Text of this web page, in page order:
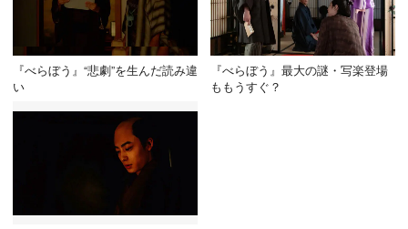
『べらぼう』“悲劇”を生んだ読み違
い
『べらぼう』最大の謎・写楽登場
ももうすぐ？